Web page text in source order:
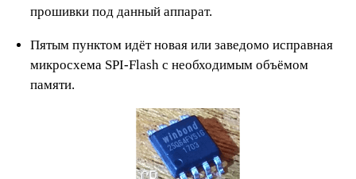
прошивки под данный аппарат.
Пятым пунктом идёт новая или заведомо исправная
микросхема SPI-Flash с необходимым объёмом
памяти.